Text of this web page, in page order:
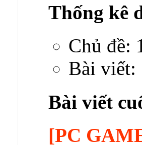
Thống kê
Chủ đề:
Bài viết:
Bài viết
[PC